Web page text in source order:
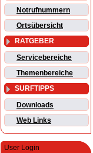
Notrufnummern
Ortsübersicht
RATGEBER
Servicebereiche
Themenbereiche
SURFTIPPS
Downloads
Web Links
User Login